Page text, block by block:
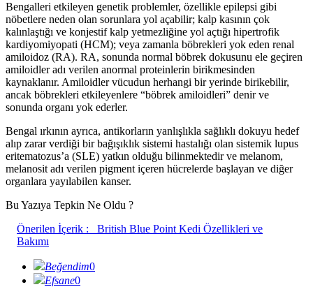
Bengalleri etkileyen genetik problemler, özellikle epilepsi gibi
nöbetlere neden olan sorunlara yol açabilir; kalp kasının çok
kalınlaştığı ve konjestif kalp yetmezliğine yol açtığı hipertrofik
kardiyomiyopati (HCM); veya zamanla böbrekleri yok eden renal
amiloidoz (RA). RA, sonunda normal böbrek dokusunu ele geçiren
amiloidler adı verilen anormal proteinlerin birikmesinden
kaynaklanır. Amiloidler vücudun herhangi bir yerinde birikebilir,
ancak böbrekleri etkileyenlere “böbrek amiloidleri” denir ve
sonunda organı yok ederler.
Bengal ırkının ayrıca, antikorların yanlışlıkla sağlıklı dokuyu hedef
alıp zarar verdiği bir bağışıklık sistemi hastalığı olan sistemik lupus
eritematozus’a (SLE) yatkın olduğu bilinmektedir ve melanom,
melanosit adı verilen pigment içeren hücrelerde başlayan ve diğer
organlara yayılabilen kanser.
Bu Yazıya Tepkin Ne Oldu ?
Önerilen İçerik :
British Blue Point Kedi Özellikleri ve
Bakımı
Beğendim0
Efsane0